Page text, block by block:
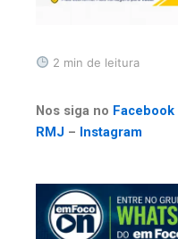
2 min de leitura
Nos siga no Facebook
RMJ – Instagram